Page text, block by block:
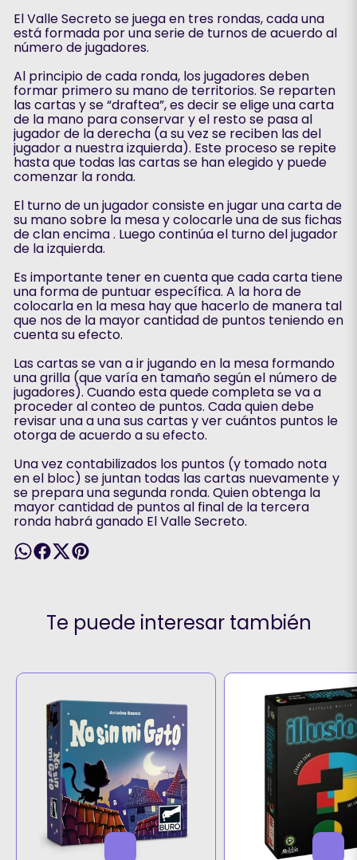
El Valle Secreto se juega en tres rondas, cada una
está formada por una serie de turnos de acuerdo al
número de jugadores.
Al principio de cada ronda, los jugadores deben
formar primero su mano de territorios. Se reparten
las cartas y se “draftea”, es decir se elige una carta
de la mano para conservar y el resto se pasa al
jugador de la derecha (a su vez se reciben las del
jugador a nuestra izquierda). Este proceso se repite
hasta que todas las cartas se han elegido y puede
comenzar la ronda.
El turno de un jugador consiste en jugar una carta de
su mano sobre la mesa y colocarle una de sus fichas
de clan encima . Luego continúa el turno del jugador
de la izquierda.
Es importante tener en cuenta que cada carta tiene
una forma de puntuar específica. A la hora de
colocarla en la mesa hay que hacerlo de manera tal
que nos de la mayor cantidad de puntos teniendo en
cuenta su efecto.
Las cartas se van a ir jugando en la mesa formando
una grilla (que varía en tamaño según el número de
jugadores). Cuando esta quede completa se va a
proceder al conteo de puntos. Cada quien debe
revisar una a una sus cartas y ver cuántos puntos le
otorga de acuerdo a su efecto.
Una vez contabilizados los puntos (y tomado nota
en el bloc) se juntan todas las cartas nuevamente y
se prepara una segunda ronda. Quien obtenga la
mayor cantidad de puntos al final de la tercera
ronda habrá ganado El Valle Secreto.
Te puede interesar también